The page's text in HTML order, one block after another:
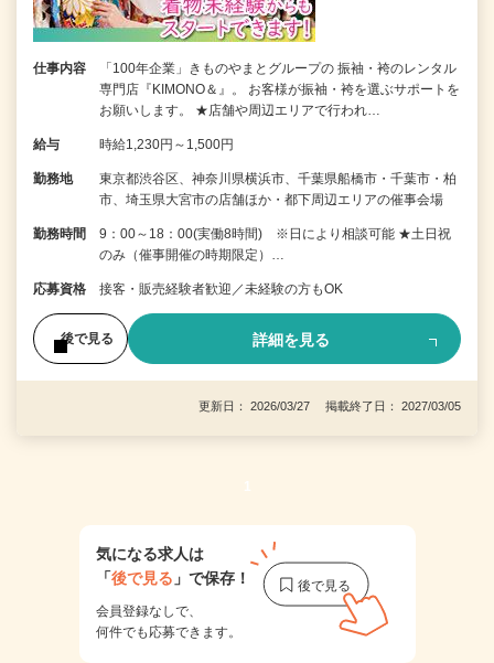
仕事内容
「100年企業」きものやまとグループの 振袖・袴のレンタル
専門店『KIMONO＆』。 お客様が振袖・袴を選ぶサポートを
お願いします。 ★店舗や周辺エリアで行われ…
給与 時給1,230円～1,500円
勤務地
東京都渋谷区、神奈川県横浜市、千葉県船橋市・千葉市・柏
市、埼玉県大宮市の店舗ほか・都下周辺エリアの催事会場
勤務時間
9：00～18：00(実働8時間) ※日により相談可能 ★土日祝
のみ（催事開催の時期限定）…
応募資格 接客・販売経験者歓迎／未経験の方もOK
後で見る 詳細を見る
更新日： 2026/03/27 掲載終了日： 2027/03/05
1
気になる求人は
「後で見る 」で保存！
会員登録なしで、
何件でも応募できます。